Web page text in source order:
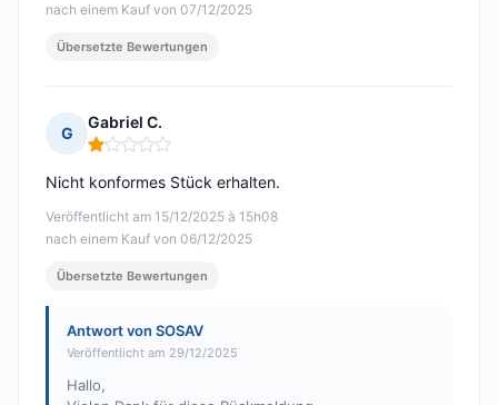
nach einem Kauf von 07/12/2025
Übersetzte Bewertungen
G
Gabriel C.
Hinweis: 1 von 5
Veröffentlicht am 15/12/2025 à 15h08
nach einem Kauf von 06/12/2025
Nicht konformes Stück erhalten.
Übersetzte Bewertungen
Antwort von SOSAV
Veröffentlicht am 29/12/2025
Hallo,